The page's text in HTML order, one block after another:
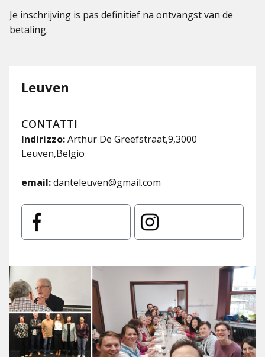
Je inschrijving is pas definitief na ontvangst van de
betaling.
Leuven
CONTATTI
Indirizzo:Arthur De Greefstraat,9,3000
Leuven,Belgio
email:danteleuven@gmail.com